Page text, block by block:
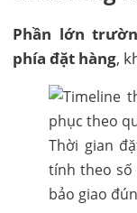
Phần lớn
phía đặt hàng,
Thời gian
tính theo số
bảo giao